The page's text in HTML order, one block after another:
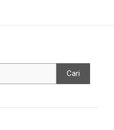
Cari